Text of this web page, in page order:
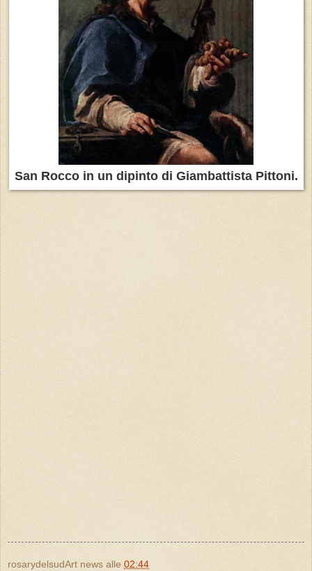
San Rocco in un dipinto di Giambattista Pittoni.
rosarydelsudArt news alle 02:44